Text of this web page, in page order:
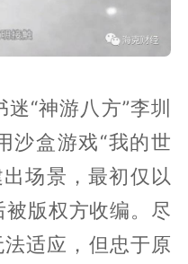
“神游八方”李圳
沙盒游戏“我的世
场景，最初仅以
版权方收编。尽
法适应，但忠于原